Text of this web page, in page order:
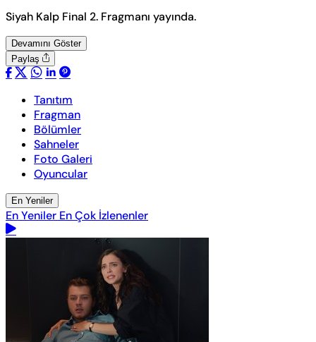
Siyah Kalp Final 2. Fragmanı yayında.
Devamını Göster
Paylaş
Tanıtım
Fragman
Bölümler
Sahneler
Foto Galeri
Oyuncular
En Yeniler
En Yeniler En Çok İzlenenler